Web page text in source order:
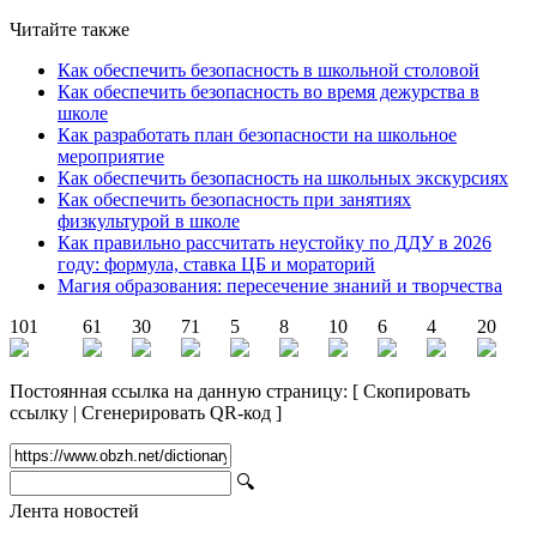
Читайте также
Как обеспечить безопасность в школьной столовой
Как обеспечить безопасность во время дежурства в
школе
Как разработать план безопасности на школьное
мероприятие
Как обеспечить безопасность на школьных экскурсиях
Как обеспечить безопасность при занятиях
физкультурой в школе
Как правильно рассчитать неустойку по ДДУ в 2026
году: формула, ставка ЦБ и мораторий
Магия образования: пересечение знаний и творчества
101
61 30 71 5 8 10 6 4 20
Постоянная ссылка на данную страницу: [ Скопировать
ссылку | Сгенерировать QR-код ]
🔍
Лента новостей